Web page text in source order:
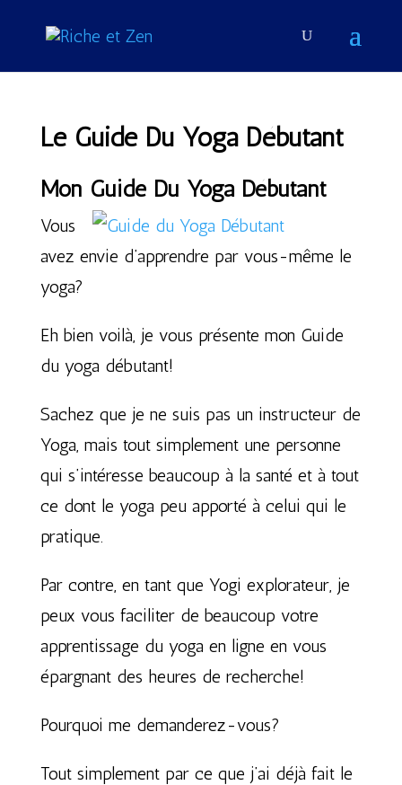
Le Guide Du Yoga Débutant
Mon Guide Du Yoga Débutant
Vous
avez envie d’apprendre par vous-même le
yoga?
Eh bien voilà, je vous présente mon Guide
du yoga débutant!
Sachez que je ne suis pas un instructeur de
Yoga, mais tout simplement une personne
qui s’intéresse beaucoup à la santé et à tout
ce dont le yoga peu apporté à celui qui le
pratique.
Par contre, en tant que Yogi explorateur, je
peux vous faciliter de beaucoup votre
apprentissage du yoga en ligne en vous
épargnant des heures de recherche!
Pourquoi me demanderez-vous?
Tout simplement par ce que j’ai déjà fait le